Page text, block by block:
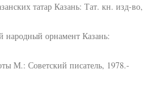
татар Казань: Тат. кн. изд-во,
народный орнамент Казань:
М.: Советский писатель, 1978.-